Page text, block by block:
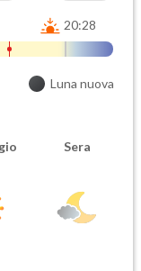
20:28
Luna nuova
Sera